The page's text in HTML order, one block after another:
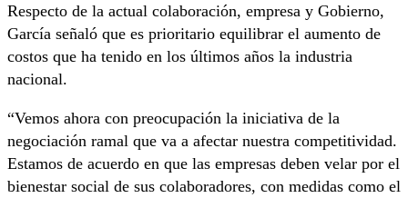
Respecto de la actual colaboración, empresa y Gobierno,
García señaló que es prioritario equilibrar el aumento de
costos que ha tenido en los últimos años la industria
nacional.
“Vemos ahora con preocupación la iniciativa de la
negociación ramal que va a afectar nuestra competitividad.
Estamos de acuerdo en que las empresas deben velar por el
bienestar social de sus colaboradores, con medidas como el